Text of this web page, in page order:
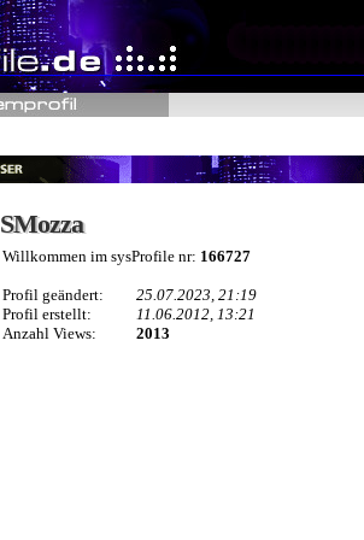
SMozza
SMozza
Willkommen im sysProfile nr: 166727
Profil geändert:
25.07.2023, 21:19
Profil erstellt:
11.06.2012, 13:21
Anzahl Views:
2013